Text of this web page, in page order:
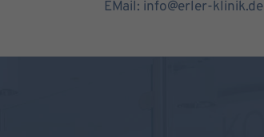
EMail: info@erler-klinik.de